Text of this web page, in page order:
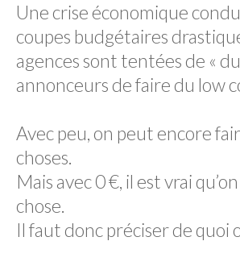
RÉFÉRENCES
VOTRE PROJET
OPINIONS
Une crise économique
coupes budgétaires
agences sont tentées de «
annonceurs de faire du low
Avec peu, on peut encore
choses.
Mais avec 0 €, il est vrai
chose.
Il faut donc préciser de quoi